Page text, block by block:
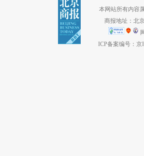
本网站所有内容
商报地址：北
ICP备案编号：京